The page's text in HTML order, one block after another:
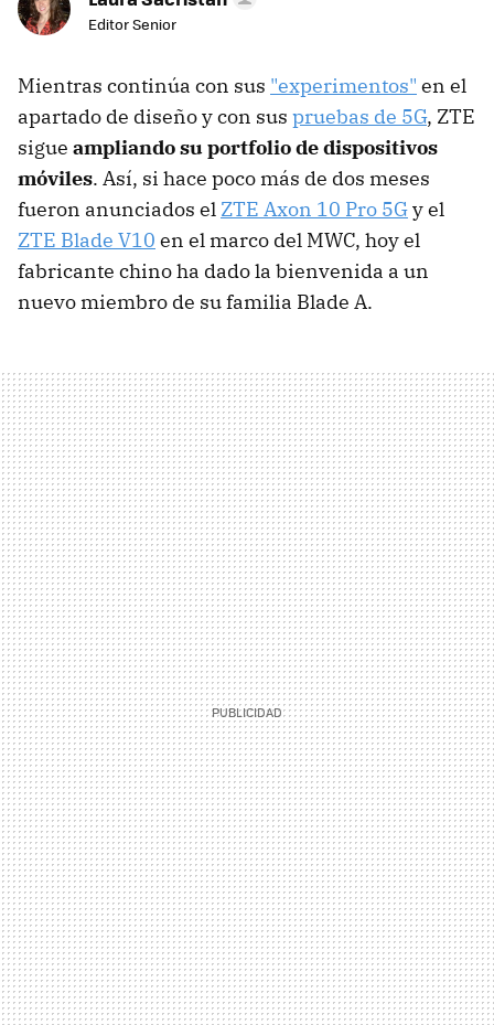
Editor Senior
Mientras continúa con sus "experimentos" en el
apartado de diseño y con sus pruebas de 5G, ZTE
sigue ampliando su portfolio de dispositivos
móviles. Así, si hace poco más de dos meses
fueron anunciados el ZTE Axon 10 Pro 5Gy el
ZTE Blade V10 en el marco del MWC, hoy el
fabricante chino ha dado la bienvenida a un
nuevo miembro de su familia Blade A.